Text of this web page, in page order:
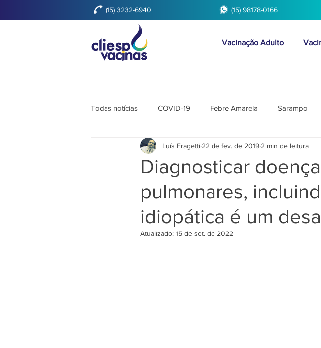
(15) 3232-6940 (15) 98178-0166
Vacinação Adulto
Todas notícias COVID-19 Febre Amarela Sarampo
Diagnosticar
pulmonares,
idiopática é um
Luís Fragetti 22 de fev. de 2019 2 min de leitura
Atualizado: 15 de set. de 2022